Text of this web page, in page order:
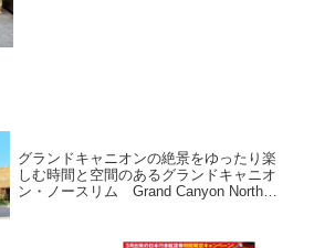
グランドキャニオンの絶景をゆったり楽
しむ時間と空間のあるグランドキャニオ
ン・ノースリム Grand Canyon North